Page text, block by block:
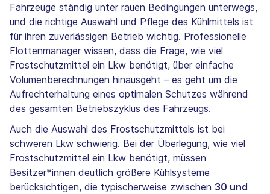
Fahrzeuge ständig unter rauen Bedingungen unterwegs,
und die richtige Auswahl und Pflege des Kühlmittels ist
für ihren zuverlässigen Betrieb wichtig. Professionelle
Flottenmanager wissen, dass die Frage, wie viel
Frostschutzmittel ein Lkw benötigt, über einfache
Volumenberechnungen hinausgeht – es geht um die
Aufrechterhaltung eines optimalen Schutzes während
des gesamten Betriebszyklus des Fahrzeugs.
Auch die Auswahl des Frostschutzmittels ist bei
schweren Lkw schwierig. Bei der Überlegung, wie viel
Frostschutzmittel ein Lkw benötigt, müssen
Besitzer*innen deutlich größere Kühlsysteme
berücksichtigen, die typischerweise zwischen 30 und